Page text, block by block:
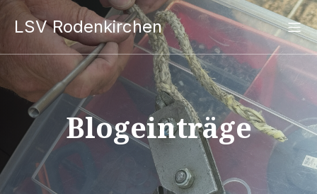
LSV Rodenkirchen
Blogeinträge